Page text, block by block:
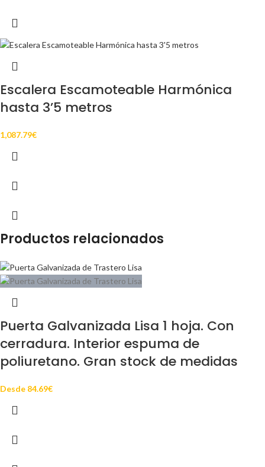
Escalera Escamoteable Harmónica
hasta 3’5 metros
1,087.79€
Productos relacionados
Puerta Galvanizada Lisa 1 hoja. Con
cerradura. Interior espuma de
poliuretano. Gran stock de medidas
Desde 84.69€